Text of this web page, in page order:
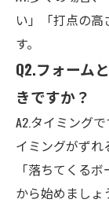
い」「打点の高
す。
Q2.フォーム
きですか？
A2.タイミング
イミングがずれ
「落ちてくる
から始めましょ